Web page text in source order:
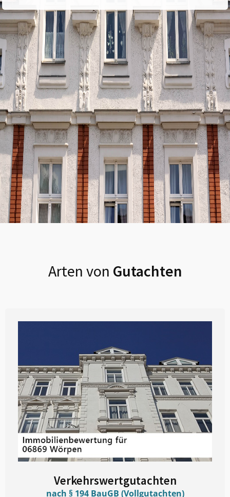
Arten von Gutachten
Verkehrswertgutachten
nach § 194 BauGB (Vollgutachten)